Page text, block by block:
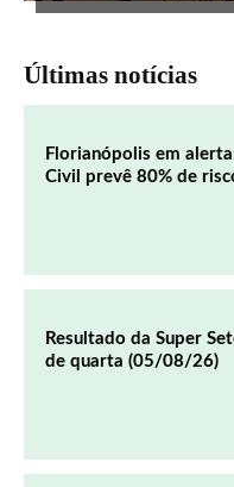
Últimas notícias
Florianópolis em
Civil prevê 80% de
Resultado da Super
de quarta (05/08/26)